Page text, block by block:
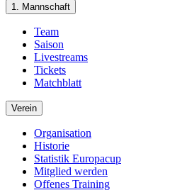
1. Mannschaft
Team
Saison
Livestreams
Tickets
Matchblatt
Verein
Organisation
Historie
Statistik Europacup
Mitglied werden
Offenes Training